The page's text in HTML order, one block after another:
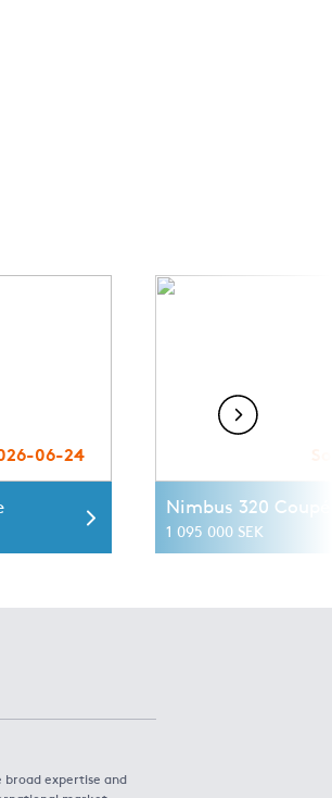
06-24
Nimbus 320 Coupé
1 095 000 SEK
broad expertise and